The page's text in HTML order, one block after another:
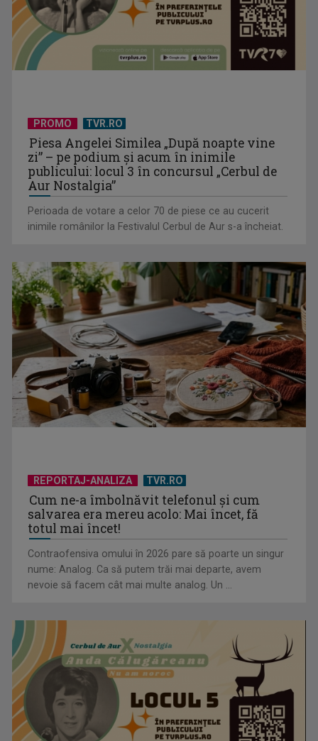
PROMO
TVR.RO
Piesa Angelei Similea „După noapte vine
zi” – pe podium şi acum în inimile
publicului: locul 3 în concursul „Cerbul de
Aur Nostalgia”
Perioada de votare a celor 70 de piese ce au cucerit
inimile românilor la Festivalul Cerbul de Aur s-a încheiat.
REPORTAJ-ANALIZA TVR.RO
Cum ne-a îmbolnăvit telefonul și cum
salvarea era mereu acolo: Mai încet, fă
totul mai încet!
Contraofensiva omului în 2026 pare să poarte un singur
nume: Analog. Ca să putem trăi mai departe, avem
nevoie să facem cât mai multe analog. Un ...